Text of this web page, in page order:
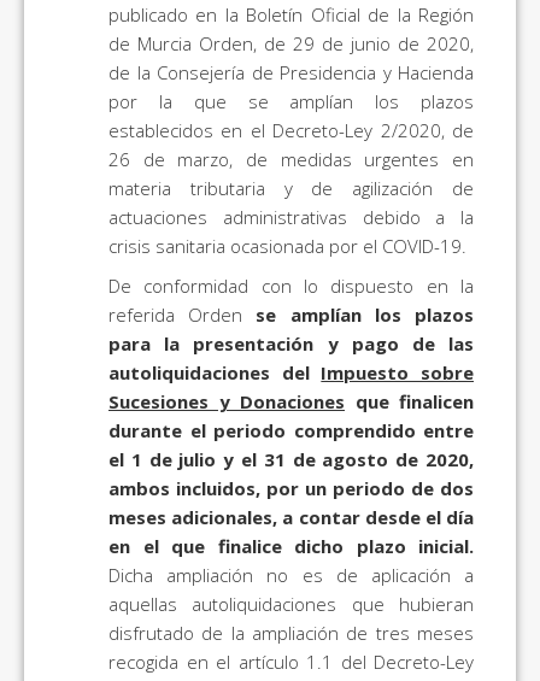
publicado en la Boletín Oficial de la Región
de Murcia Orden, de 29 de junio de 2020,
de la Consejería de Presidencia y Hacienda
por la que se amplían los plazos
establecidos en el Decreto-Ley 2/2020, de
26 de marzo, de medidas urgentes en
materia tributaria y de agilización de
actuaciones administrativas debido a la
crisis sanitaria ocasionada por el COVID-19.
De conformidad con lo dispuesto en la
referida Orden se amplían los plazos
para la presentación y pago de las
autoliquidaciones del Impuesto sobre
Sucesiones y Donaciones que finalicen
durante el periodo comprendido entre
el 1 de julio y el 31 de agosto de 2020,
ambos incluidos, por un periodo de dos
meses adicionales, a contar desde el día
en el que finalice dicho plazo inicial.
Dicha ampliación no es de aplicación a
aquellas autoliquidaciones que hubieran
disfrutado de la ampliación de tres meses
recogida en el artículo 1.1 del Decreto-Ley